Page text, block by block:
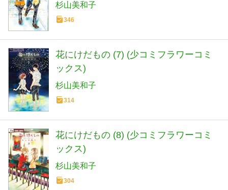
杉山美和子
346
花にけだもの (7) (少コミフラワーコミ
ックス)
杉山美和子
314
花にけだもの (8) (少コミフラワーコミ
ックス)
杉山美和子
304